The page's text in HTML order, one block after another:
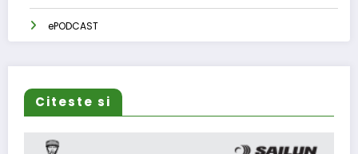
ePODCAST
Citeste si